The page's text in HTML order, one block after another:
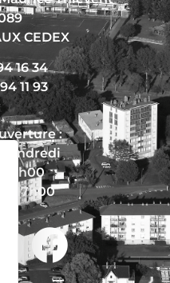
CEDEX
16 34
11 93
:
vendredi
12h00
à 17h00